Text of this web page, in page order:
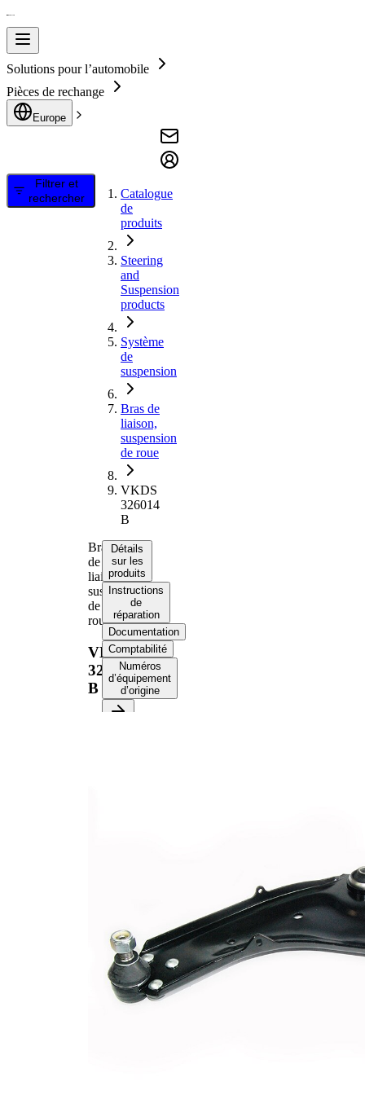
Solutions pour l’automobile
Pièces de rechange
Europe
Filtrer et
rechercher
Catalogue
de
produits
Steering
and
Suspension
products
Système
de
suspension
Bras de
liaison,
suspension
de roue
VKDS
326014
B
Bras
de
liaison,
suspension
de
roue
VKDS
326014
B
Détails
sur les
produits
Instructions
de
réparation
Documentation
Comptabilité
Numéros
d’équipement
d’origine
suspension
Forme de bras
oscillant
Bras
triangulaire
Numéro d'article en
paire
VKDS
326015 B